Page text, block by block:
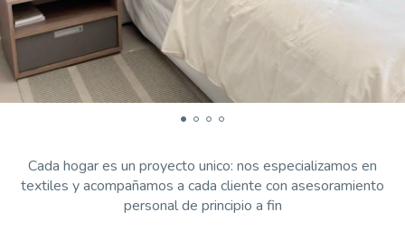
Cada hogar es un proyecto unico: nos especializamos en
textiles y acompañamos a cada cliente con asesoramiento
personal de principio a fin